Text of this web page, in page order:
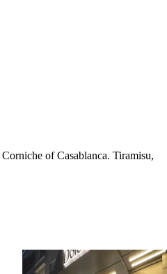
of Casablanca. Tiramisu,